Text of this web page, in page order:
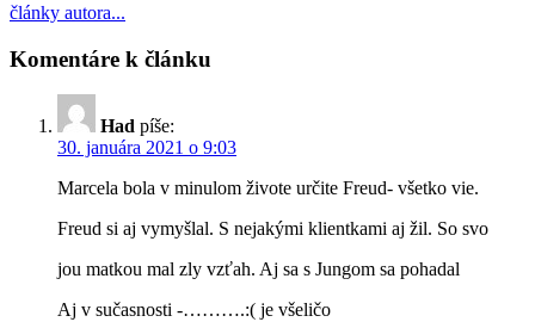
články autora...
Komentáre k článku
Had píše:
30. januára 2021 o 9:03
Marcela bola v minulom živote určite Freud- všetko vie.
Freud si aj vymyšlal. S nejakými klientkami aj žil. So svo
jou matkou mal zly vzťah. Aj sa s Jungom sa pohadal
Aj v sučasnosti -……….:( je všeličo